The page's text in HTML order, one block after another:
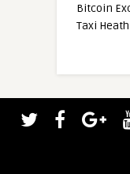
Bitcoin
Taxi